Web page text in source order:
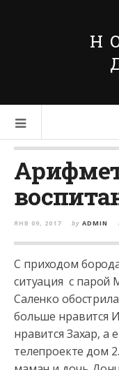
ЯНВ 09, 2017 by ADMIN
С приходом
ситуация с парой
Саленко
больше нравится
нравится Захар, а
телепроекте дом